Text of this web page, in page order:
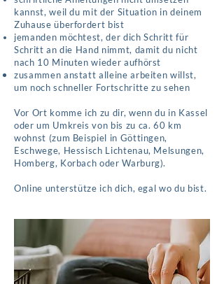
kannst, weil du mit der Situation in deinem
Zuhause überfordert bist
jemanden möchtest, der dich Schritt für
Schritt an die Hand nimmt, damit du nicht
nach 10 Minuten wieder aufhörst
zusammen anstatt alleine arbeiten willst,
um noch schneller Fortschritte zu sehen
Vor Ort komme ich zu dir, wenn du in Kassel
oder um Umkreis von bis zu ca. 60 km
wohnst (zum Beispiel in Göttingen,
Eschwege, Hessisch Lichtenau, Melsungen,
Homberg, Korbach oder Warburg).
Online unterstütze ich dich, egal wo du bist.